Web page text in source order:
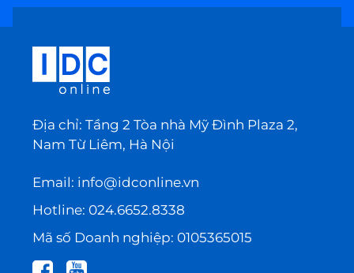
Địa chỉ: Tầng 2 Tòa nhà Mỹ Đình Plaza 2,
Nam Từ Liêm, Hà Nội
Email: info@idconline.vn
Hotline: 024.6652.8338
Mã số Doanh nghiệp: 0105365015